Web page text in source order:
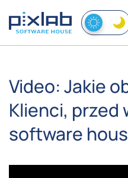
Video: Jakie
Klienci, przed
software